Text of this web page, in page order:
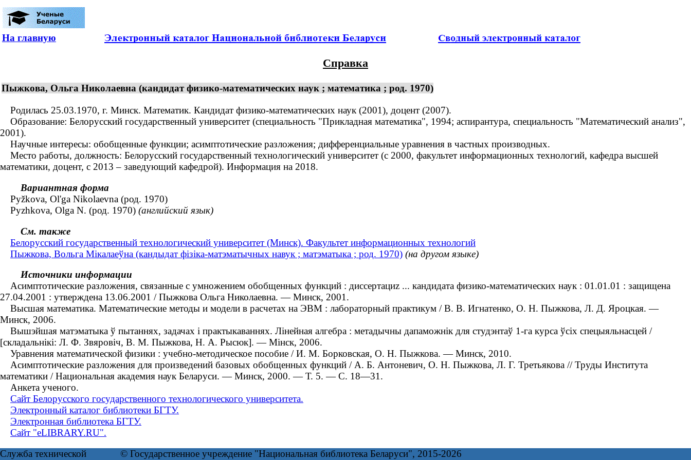
На главную
Справка
Пыжкова, Ольга Николаевна (кандидат физико-математических наук ; математика ; род. 1970)
Родилась 25.03.1970, г. Минск. Математик. Кандидат физико-математических наук (2001), доцент (2007).
Образование: Белорусский государственный университет (специальность "Прикладная математика", 1994; аспирантура, специальность "Математический анализ",
2001).
Научные интересы: обобщенные функции; асимптотические разложения; дифференциальные уравнения в частных производных.
Место работы, должность: Белорусский государственный технологический университет (с 2000, факультет информационных технологий, кафедра высшей
математики, доцент, с 2013 – заведующий кафедрой). Информация на 2018.
Вариантная форма
Pyžkova, Ol'ga Nikolaevna (род. 1970)
Pyzhkova, Olga N. (род. 1970) (английский язык)
См. также
Белорусский государственный технологический университет (Минск). Факультет информационных технологий
Пыжкова, Вольга Мікалаеўна (кандыдат фізіка-матэматычных навук ; матэматыка ; род. 1970) (на другом языке)
Источники информации
Асимптотические разложения, связанные с умножением обобщенных функций : диссертациz ... кандидата физико-математических наук : 01.01.01 : защищена
27.04.2001 : утверждена 13.06.2001 / Пыжкова Ольга Николаевна. — Минск, 2001.
Высшая математика. Математические методы и модели в расчетах на ЭВМ : лабораторный практикум / В. В. Игнатенко, О. Н. Пыжкова, Л. Д. Яроцкая. —
Минск, 2006.
Вышэйшая матэматыка ў пытаннях, задачах і практыкаваннях. Лінейная алгебра : метадычны дапаможнік для студэнтаў 1-га курса ўсіх спецыяльнасцей /
[складальнікі: Л. Ф. Звяровіч, В. М. Пыжкова, Н. А. Рысюк]. — Мінск, 2006.
Уравнения математической физики : учебно-методическое пособие / И. М. Борковская, О. Н. Пыжкова. — Минск, 2010.
Асимптотические разложения для произведений базовых обобщенных функций / А. Б. Антоневич, О. Н. Пыжкова, Л. Г. Третьякова // Труды Института
математики / Национальная академия наук Беларуси. — Минск, 2000. — Т. 5. — С. 18—31.
Анкета ученого.
Сайт Белорусского государственного технологического университета.
Электронный каталог библиотеки БГТУ.
Электронная библиотека БГТУ.
Сайт "eLIBRARY.RU".
Служба технической
© Государственное учреждение "Национальная библиотека Беларуси", 2015-2026